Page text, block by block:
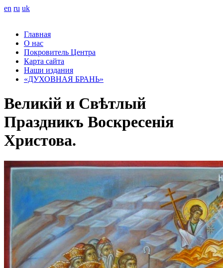
en ru uk
Главная
О нас
Покровитель Центра
Карта сайта
Наши издания
«ДУХОВНАЯ БРАНЬ»
Великій и Свѣтлый
Праздникъ Воскресенія
Христова.